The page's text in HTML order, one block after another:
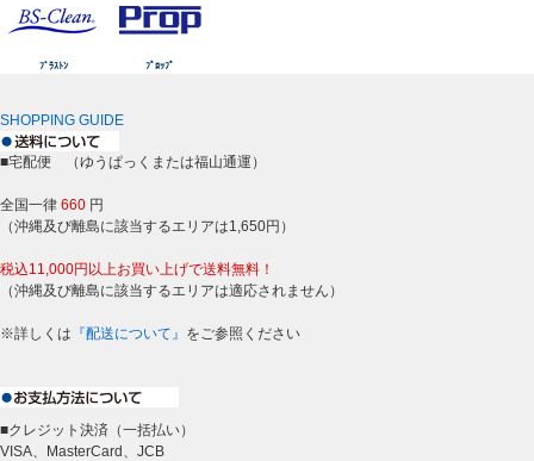
ﾌﾞﾗｽﾄﾝ ﾌﾟﾛｯﾌﾟ
SHOPPING GUIDE
■宅配便 （ゆうぱっくまたは福山通運）
全国一律 660 円
（沖縄及び離島に該当するエリアは1,650円）
税込11,000円以上お買い上げで送料無料！
（沖縄及び離島に該当するエリアは適応されません）
※詳しくは 『配送について』 をご参照ください
■クレジット決済（一括払い）
VISA、MasterCard、JCB